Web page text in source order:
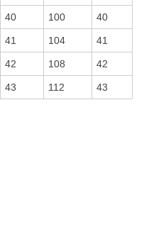
40 100 40
41 104 41
42 108 42
43 112 43